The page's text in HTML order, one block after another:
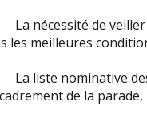
nécessité de veiller
les meilleures
liste nominative des
de la parade,